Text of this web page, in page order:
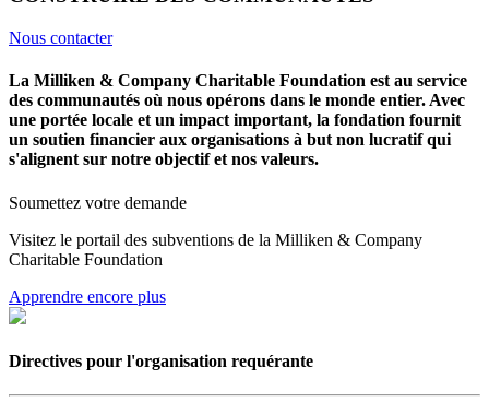
Nous contacter
La Milliken & Company Charitable Foundation est au service
des communautés où nous opérons dans le monde entier. Avec
une portée locale et un impact important, la fondation fournit
un soutien financier aux organisations à but non lucratif qui
s'alignent sur notre objectif et nos valeurs.
Soumettez votre demande
Visitez le portail des subventions de la Milliken & Company
Charitable Foundation
Apprendre encore plus
Directives pour l'organisation requérante